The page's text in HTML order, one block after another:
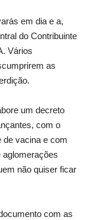
em dia e a,
do Contribuinte
Vários
as
um decreto
com o
de vacina e com
aglomerações
não quiser ficar
com as